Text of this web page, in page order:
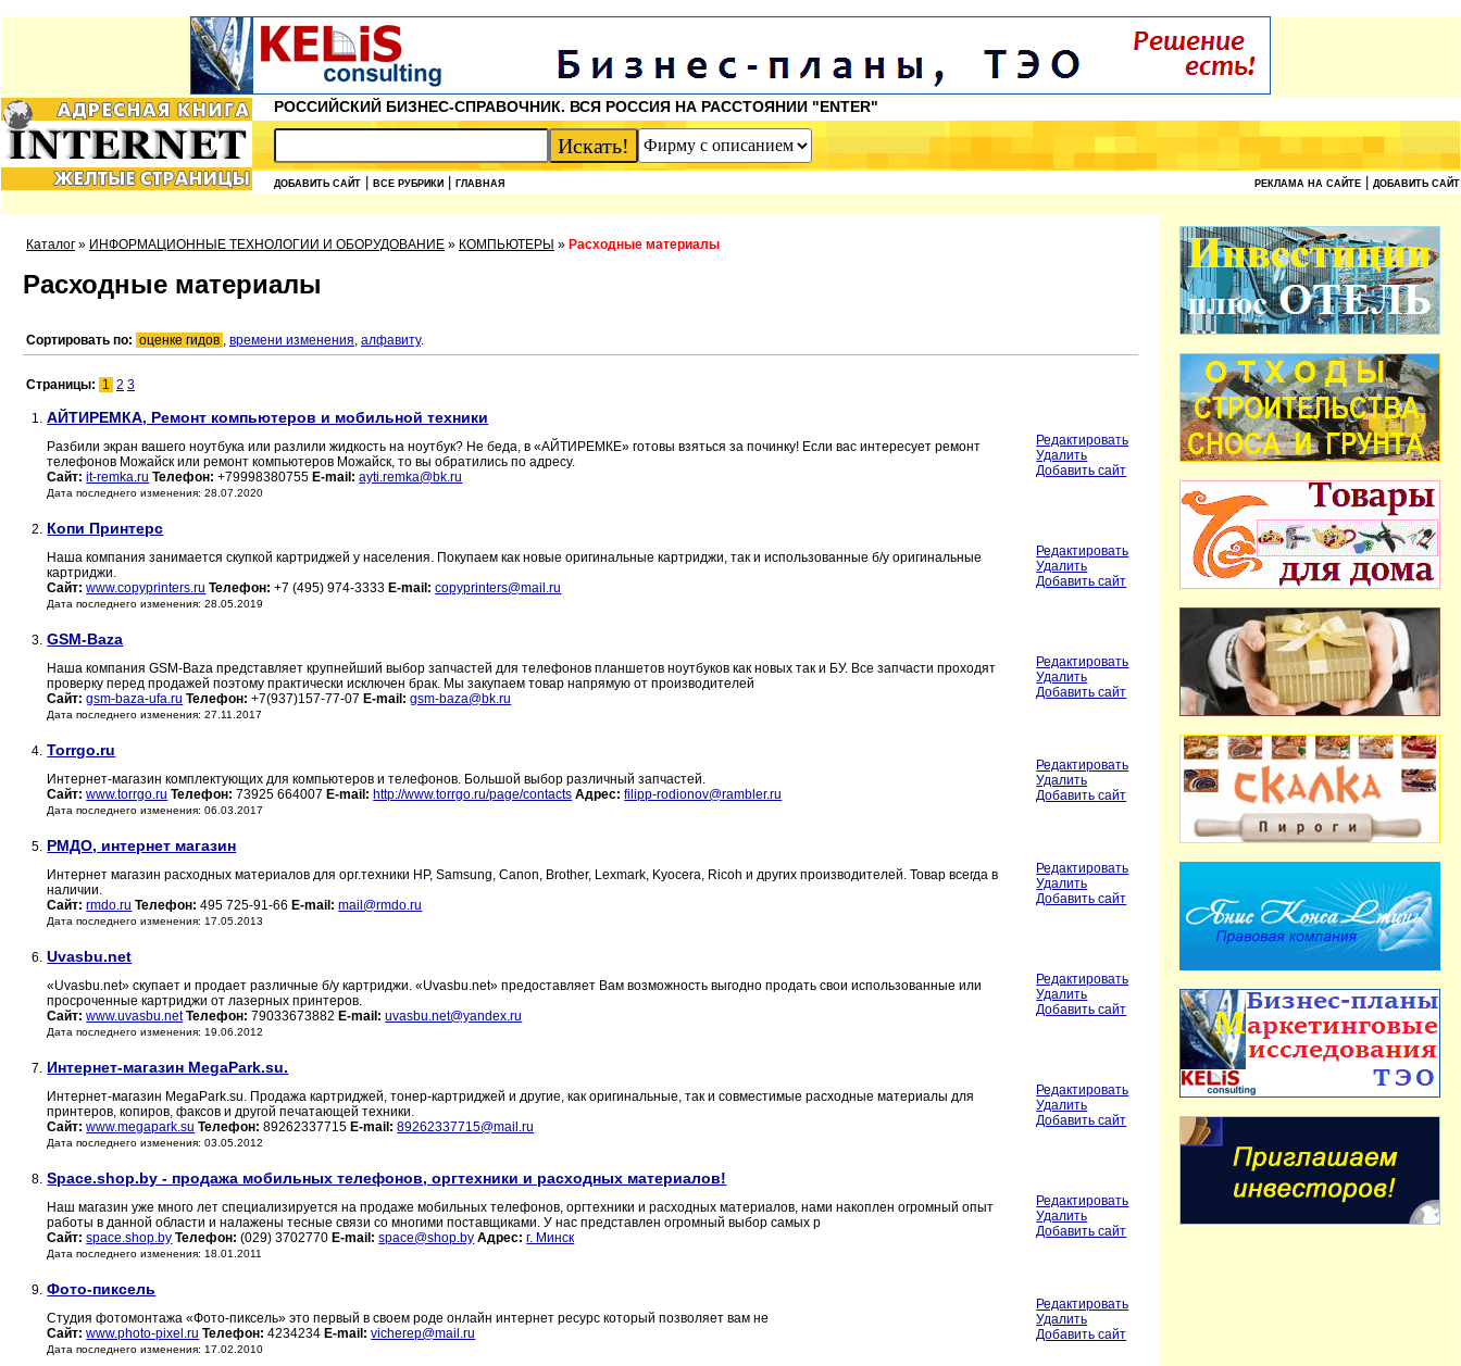
РОССИЙСКИЙ БИЗНЕС-СПРАВОЧНИК. ВСЯ РОССИЯ НА РАССТОЯНИИ "ENTER"
ДОБАВИТЬ САЙТ ВСЕ РУБРИКИ ГЛАВНАЯ РЕКЛАМА НА САЙТЕ ДОБАВИТЬ САЙТ
Каталог » ИНФОРМАЦИОННЫЕ ТЕХНОЛОГИИ И ОБОРУДОВАНИЕ » КОМПЬЮТЕРЫ » Расходные материалы
Расходные материалы
Сортировать по: оценке гидов , времени изменения, алфавиту.
Страницы: 1 2 3
1. АЙТИРЕМКА, Ремонт компьютеров и мобильной техники
Разбили экран вашего ноутбука или разлили жидкость на ноутбук? Не беда, в «АЙТИРЕМКЕ» готовы взяться за починку! Если вас интересует ремонт
телефонов Можайск или ремонт компьютеров Можайск, то вы обратились по адресу.
Сайт: it-remka.ru Телефон: +79998380755 E-mail: ayti.remka@bk.ru
Дата последнего изменения: 28.07.2020
Редактировать
Удалить
Добавить сайт
2. Копи Принтерс
Наша компания занимается скупкой картриджей у населения. Покупаем как новые оригинальные картриджи, так и использованные б/у оригинальные
картриджи.
Сайт: www.copyprinters.ru Телефон: +7 (495) 974-3333 E-mail: copyprinters@mail.ru
Дата последнего изменения: 28.05.2019
Редактировать
Удалить
Добавить сайт
3. GSM-Baza
Наша компания GSM-Baza представляет крупнейший выбор запчастей для телефонов планшетов ноутбуков как новых так и БУ. Все запчасти проходят
проверку перед продажей поэтому практически исключен брак. Мы закупаем товар напрямую от производителей
Сайт: gsm-baza-ufa.ru Телефон: +7(937)157-77-07 E-mail: gsm-baza@bk.ru
Дата последнего изменения: 27.11.2017
Редактировать
Удалить
Добавить сайт
4. Torrgo.ru
Интернет-магазин комплектующих для компьютеров и телефонов. Большой выбор различный запчастей.
Сайт: www.torrgo.ru Телефон: 73925 664007 E-mail: http://www.torrgo.ru/page/contacts Адрес: filipp-rodionov@rambler.ru
Дата последнего изменения: 06.03.2017
Редактировать
Удалить
Добавить сайт
5. РМДО, интернет магазин
Интернет магазин расходных материалов для орг.техники HP, Samsung, Canon, Brother, Lexmark, Kyocera, Ricoh и других производителей. Товар всегда в
наличии.
Сайт: rmdo.ru Телефон: 495 725-91-66 E-mail: mail@rmdo.ru
Дата последнего изменения: 17.05.2013
Редактировать
Удалить
Добавить сайт
6. Uvasbu.net
«Uvasbu.net» скупает и продает различные б/у картриджи. «Uvasbu.net» предоставляет Вам возможность выгодно продать свои использованные или
просроченные картриджи от лазерных принтеров.
Сайт: www.uvasbu.net Телефон: 79033673882 E-mail: uvasbu.net@yandex.ru
Дата последнего изменения: 19.06.2012
Редактировать
Удалить
Добавить сайт
7. Интернет-магазин MegaPark.su.
Интернет-магазин MegaPark.su. Продажа картриджей, тонер-картриджей и другие, как оригинальные, так и совместимые расходные материалы для
принтеров, копиров, факсов и другой печатающей техники.
Сайт: www.megapark.su Телефон: 89262337715 E-mail: 89262337715@mail.ru
Дата последнего изменения: 03.05.2012
Редактировать
Удалить
Добавить сайт
8. Space.shop.by - продажа мобильных телефонов, оргтехники и расходных материалов!
Наш магазин уже много лет специализируется на продаже мобильных телефонов, оргтехники и расходных материалов, нами накоплен огромный опыт
работы в данной области и налажены тесные связи со многими поставщиками. У нас представлен огромный выбор самых р
Сайт: space.shop.by Телефон: (029) 3702770 E-mail: space@shop.by Адрес: г. Минск
Дата последнего изменения: 18.01.2011
Редактировать
Удалить
Добавить сайт
9. Фото-пиксель
Студия фотомонтажа «Фото-пиксель» это первый в своем роде онлайн интернет ресурс который позволяет вам не
Сайт: www.photo-pixel.ru Телефон: 4234234 E-mail: vicherep@mail.ru
Дата последнего изменения: 17.02.2010
Редактировать
Удалить
Добавить сайт